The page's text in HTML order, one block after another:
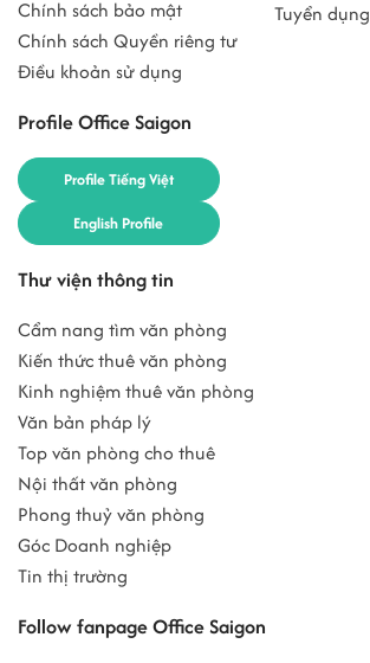
Chính sách bảo mật
Chính sách Quyền riêng tư
Điều khoản sử dụng
Profile Office Saigon
Profile Tiếng Việt
English Profile
Tuyển dụng
Thư viện thông tin
Cẩm nang tìm văn phòng
Kiến thức thuê văn phòng
Kinh nghiệm thuê văn phòng
Văn bản pháp lý
Top văn phòng cho thuê
Nội thất văn phòng
Phong thuỷ văn phòng
Góc Doanh nghiệp
Tin thị trường
Follow fanpage Office Saigon